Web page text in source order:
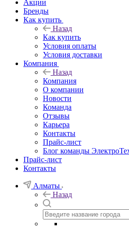
Акции
Бренды
Как купить
Назад
Как купить
Условия оплаты
Условия доставки
Компания
Назад
Компания
О компании
Новости
Команда
Отзывы
Карьера
Контакты
Прайс-лист
Блог команды
Прайс-лист
Контакты
Алматы
Назад